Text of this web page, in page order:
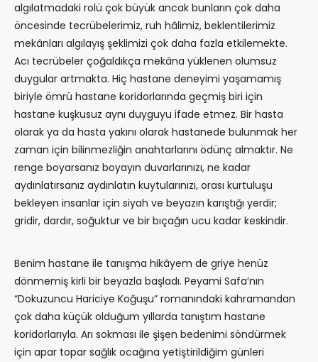
algılatmadaki rolü çok büyük ancak bunların çok daha
öncesinde tecrübelerimiz, ruh hâlimiz, beklentilerimiz
mekânları algılayış şeklimizi çok daha fazla etkilemekte.
Acı tecrübeler çoğaldıkça mekâna yüklenen olumsuz
duygular artmakta. Hiç hastane deneyimi yaşamamış
biriyle ömrü hastane koridorlarında geçmiş biri için
hastane kuşkusuz aynı duyguyu ifade etmez. Bir hasta
olarak ya da hasta yakını olarak hastanede bulunmak her
zaman için bilinmezliğin anahtarlarını ödünç almaktır. Ne
renge boyarsanız boyayın duvarlarınızı, ne kadar
aydınlatırsanız aydınlatın kuytularınızı, orası kurtuluşu
bekleyen insanlar için siyah ve beyazın karıştığı yerdir;
gridir, dardır, soğuktur ve bir bıçağın ucu kadar keskindir.
Benim hastane ile tanışma hikâyem de griye henüz
dönmemiş kirli bir beyazla başladı. Peyami Safa’nın
“Dokuzuncu Hariciye Koğuşu” romanındaki kahramandan
çok daha küçük olduğum yıllarda tanıştım hastane
koridorlarıyla. Arı sokması ile şişen bedenimi söndürmek
için apar topar sağlık ocağına yetiştirildiğim günleri